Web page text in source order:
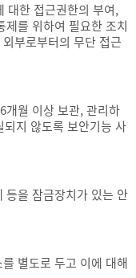
대한 접근권한의 부여,
를 위하여 필요한 조치
부로부터의 무단 접근
개월 이상 보관, 관리하
지 않도록 보안기능 사
등을 잠금장치가 있는 안
별도로 두고 이에 대해